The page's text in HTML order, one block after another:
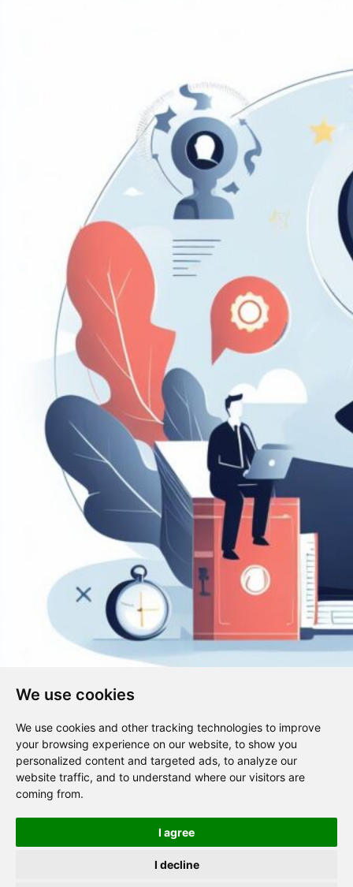
We use cookies
We use cookies and other tracking technologies to improve
your browsing experience on our website, to show you
personalized content and targeted ads, to analyze our
website traffic, and to understand where our visitors are
coming from.
I agree
I decline
V předchozím článku na blogu jsem se věnoval nejčastějším
otázkám týkajícím se mentoringu. Tentokrát jsem se rozhodl
podívat se na několik vybraných otázek blíže a poskytnout na ně
Zásady ochrany osobních údajů